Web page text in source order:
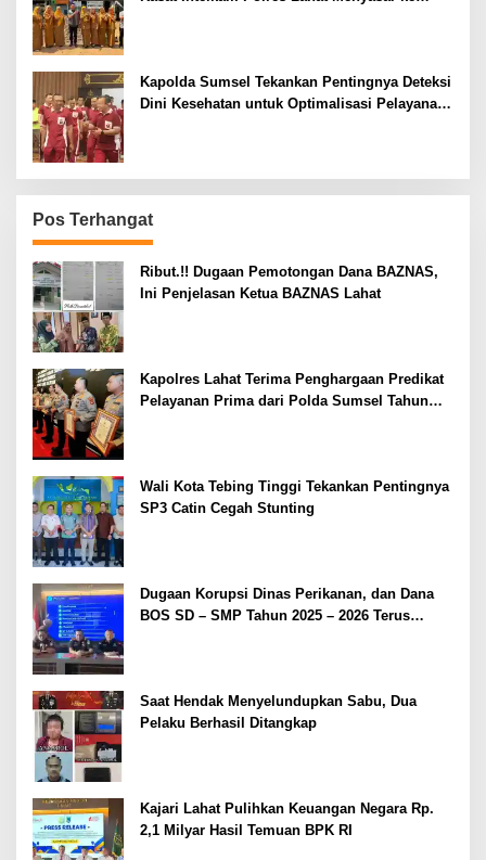
Kapolda Sumsel Tekankan Pentingnya Deteksi
Dini Kesehatan untuk Optimalisasi Pelayanan
Pos Terhangat
Ribut.!! Dugaan Pemotongan Dana BAZNAS,
Ini Penjelasan Ketua BAZNAS Lahat
Kapolres Lahat Terima Penghargaan Predikat
Pelayanan Prima dari Polda Sumsel Tahun
Wali Kota Tebing Tinggi Tekankan Pentingnya
SP3 Catin Cegah Stunting
Dugaan Korupsi Dinas Perikanan, dan Dana
BOS SD – SMP Tahun 2025 – 2026 Terus
Saat Hendak Menyelundupkan Sabu, Dua
Pelaku Berhasil Ditangkap
Kajari Lahat Pulihkan Keuangan Negara Rp.
2,1 Milyar Hasil Temuan BPK RI